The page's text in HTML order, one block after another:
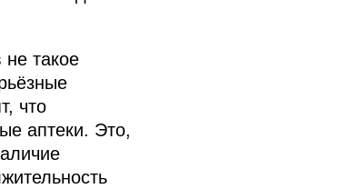
такое
что
аптеки. Это,